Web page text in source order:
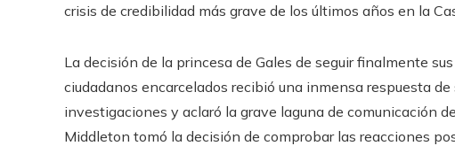
crisis de credibilidad más grave de los últimos años en la
La decisión de la princesa de Gales de seguir finalmente
ciudadanos encarcelados recibió una inmensa respuesta
investigaciones y aclaró la grave laguna de comunicación
Middleton tomó la decisión de comprobar las reacciones